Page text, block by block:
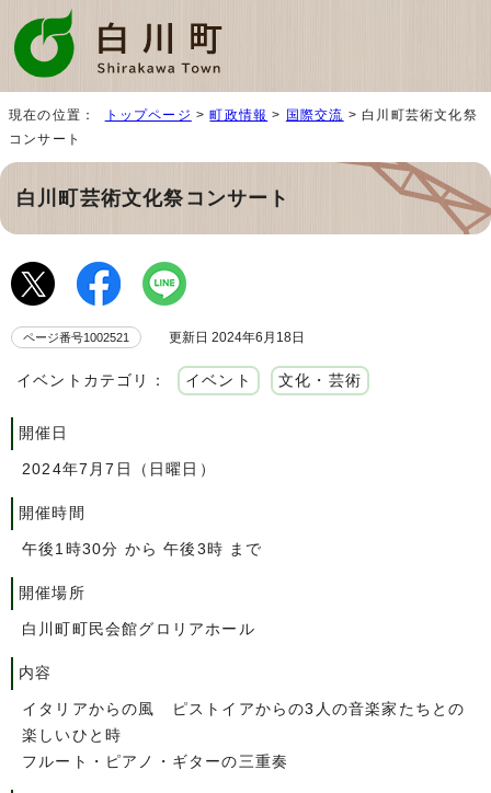
現在の位置： トップページ >町政情報 > 国際交流 > 白川町芸術文化祭
コンサート
白川町芸術文化祭コンサート
ページ番号1002521 更新日 2024年6月18日
イベントカテゴリ： イベント 文化・芸術
開催日
2024年7月7日（日曜日）
開催時間
午後1時30分 から 午後3時 まで
開催場所
白川町町民会館グロリアホール
内容
イタリアからの風 ピストイアからの3人の音楽家たちとの
楽しいひと時
フルート・ピアノ・ギターの三重奏